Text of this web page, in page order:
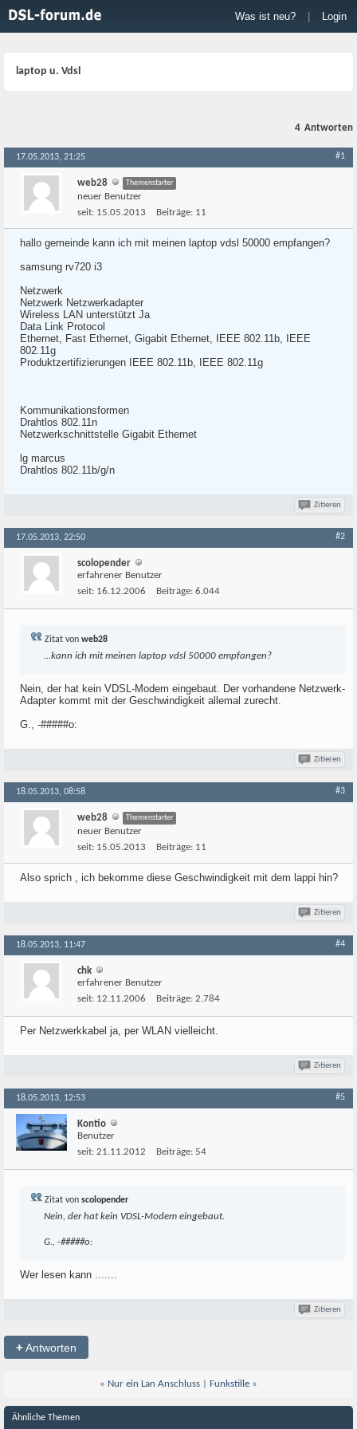
Was ist neu? Login
laptop u. Vdsl
4 Antworten
17.05.2013, 21:25 #1
web28 Themenstarter
neuer Benutzer
seit: 15.05.2013 Beiträge: 11
hallo gemeinde kann ich mit meinen laptop vdsl 50000 empfangen?
samsung rv720 i3
Netzwerk
Netzwerk Netzwerkadapter
Wireless LAN unterstützt Ja
Data Link Protocol
Ethernet, Fast Ethernet, Gigabit Ethernet, IEEE 802.11b, IEEE
802.11g
Produktzertifizierungen IEEE 802.11b, IEEE 802.11g
Kommunikationsformen
Drahtlos 802.11n
Netzwerkschnittstelle Gigabit Ethernet
lg marcus
Drahtlos 802.11b/g/n
Zitieren
17.05.2013, 22:50 #2
scolopender
erfahrener Benutzer
seit: 16.12.2006 Beiträge: 6.044
Zitat von web28
...kann ich mit meinen laptop vdsl 50000 empfangen?
Nein, der hat kein VDSL-Modem eingebaut. Der vorhandene Netzwerk-
Adapter kommt mit der Geschwindigkeit allemal zurecht.
G., -#####o:
Zitieren
18.05.2013, 08:58 #3
web28 Themenstarter
neuer Benutzer
seit: 15.05.2013 Beiträge: 11
Also sprich , ich bekomme diese Geschwindigkeit mit dem lappi hin?
Zitieren
18.05.2013, 11:47 #4
chk
erfahrener Benutzer
seit: 12.11.2006 Beiträge: 2.784
Per Netzwerkkabel ja, per WLAN vielleicht.
Zitieren
18.05.2013, 12:53 #5
Kontio
Benutzer
seit: 21.11.2012 Beiträge: 54
Zitat von scolopender
Nein, der hat kein VDSL-Modem eingebaut.
G., -#####o:
Wer lesen kann .......
Zitieren
+Antworten
« Nur ein Lan Anschluss Funkstille »
Ähnliche Themen